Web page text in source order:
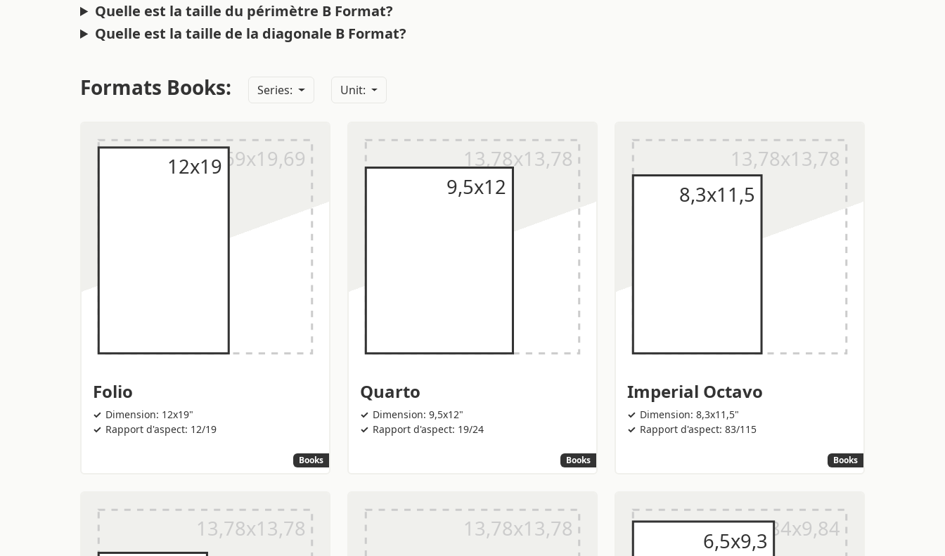
Quelle est la taille du périmètre B Format?
Quelle est la taille de la diagonale B Format?
Formats Books: Series: Unit:
Folio
Dimension: 12x19"
Rapport d'aspect: 12/19
Books
Quarto
Dimension: 9,5x12"
Rapport d'aspect: 19/24
Books
Imperial Octavo
Dimension: 8,3x11,5"
Rapport d'aspect: 83/115
Books